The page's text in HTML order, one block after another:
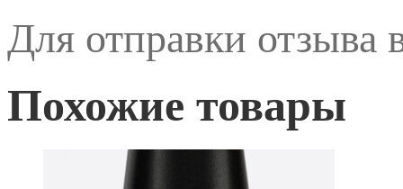
Для отправки отзыва
Похожие товары